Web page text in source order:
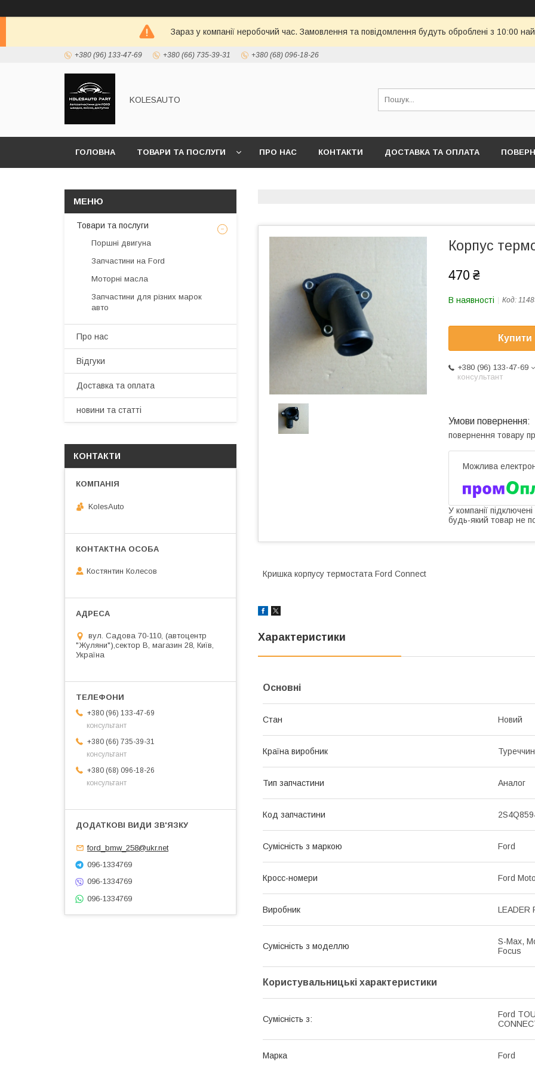
Зараз у компанії неробочий час. Замовлення та повідомлення будуть оброблені з 10:00
+380 (96) 133-47-69 +380 (66) 735-39-31 +380 (68) 096-18-26
KOLESAUTO
ГОЛОВНА ТОВАРИ ТА ПОСЛУГИ ПРО НАС КОНТАКТИ ДОСТАВКА ТА ОПЛАТА
Корпус
470 ₴
В наявності Код:
Купити
+380 (96) 133-47-69
консультант
повернення товару
У компанії
будь-який товар не
Кришка корпусу термостата Ford Connect
Характеристики
Основні
Стан Новий
Країна виробник
Тип запчастини Аналог
Код запчастини
Сумісність з маркою Ford
Кросс-номери Ford
Виробник LEADER
Сумісність з моделлю
S-Max,
Focus
Користувальницькі характеристики
Сумісність з:
Ford
Марка Ford
Товари та послуги
Поршні двигуна
Запчастини на Ford
Моторні масла
Запчастини для різних марок
авто
Про нас
Відгуки
Доставка та оплата
новини та статті
КОНТАКТИ
KolesAuto
Костянтин Колесов
вул. Садова 70-110, (автоцентр
"Жуляни"),сектор В, магазин 28, Київ,
Україна
+380 (96) 133-47-69
консультант
+380 (66) 735-39-31
консультант
+380 (68) 096-18-26
консультант
ford_bmw_258@ukr.net
096-1334769
096-1334769
096-1334769